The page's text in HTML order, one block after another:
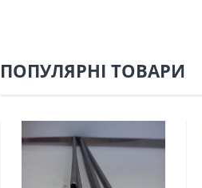
ПОПУЛЯРНІ ТОВАРИ